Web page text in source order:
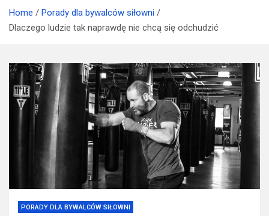
suplementacji
Home
Porady dla bywalców siłowni
Dlaczego ludzie tak naprawdę nie chcą się odchudzić
PORADY DLA BYWALCÓW SIŁOWNI